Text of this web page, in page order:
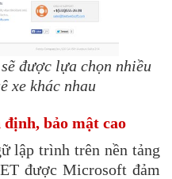
được lựa chọn nhiều
xe khác nhau​
định, bảo mật cao
lập trình trên nền tảng
được Microsoft đảm